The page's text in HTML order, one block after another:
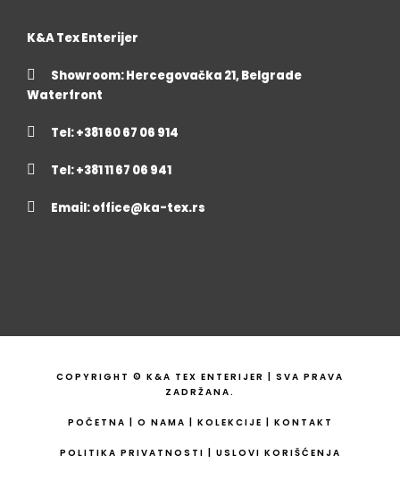
K&A Tex Enterijer
Showroom: Hercegovačka 21, Belgrade
Waterfront
Tel: +381 60 67 06 914
Tel: +381 11 67 06 941
Email:office@ka-tex.rs
COPYRIGHT © K&A TEX ENTERIJER | SVA PRAVA
ZADRŽANA.
POČETNA | O NAMA | KOLEKCIJE | KONTAKT
POLITIKA PRIVATNOSTI | USLOVI KORIŠĆENJA